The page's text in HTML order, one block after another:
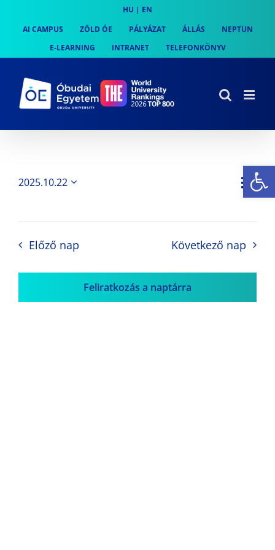
content
HU | EN
AI CAMPUS
ZÖLD ÓE PÁLYÁZAT ÁLLÁS
NEPTUN
E-LEARNING
INTRANET TELEFONKÖNYV
Nap
2025.10.22
Előző nap Következő nap
Feliratkozás a naptárra